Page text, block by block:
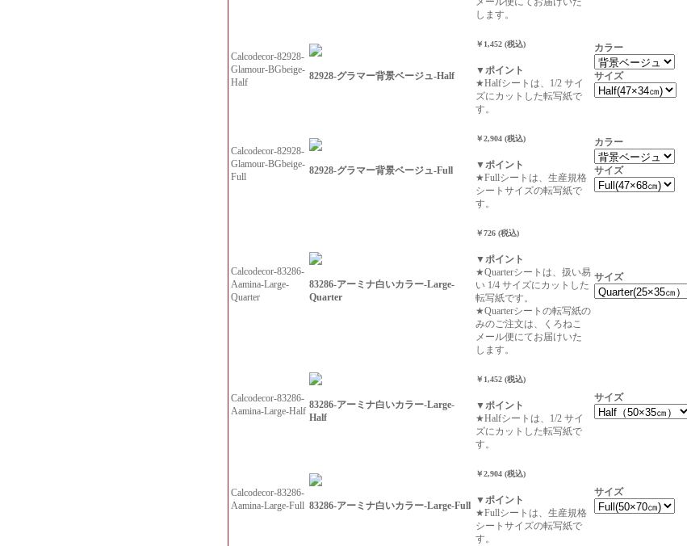
します。
Calcodecor-82928-
Glamour-BGbeige-
Half
82928-グラマー背景ベージュ-Half
￥1,452 (税込)
▼ポイント
★Halfシートは、1/2 サイ
ズにカットした転写紙で
す。
カラー
サイズ
Calcodecor-82928-
Glamour-BGbeige-
Full
82928-グラマー背景ベージュ-Full
￥2,904 (税込)
▼ポイント
★Fullシートは、生産規格
シートサイズの転写紙で
す。
カラー
サイズ
Calcodecor-83286-
Aamina-Large-
Quarter
83286-アーミナ白いカラー-Large-
Quarter
￥726 (税込)
▼ポイント
★Quarterシートは、扱い易
い 1/4 サイズにカットした
転写紙です。
★Quarterシートの転写紙の
みのご注文は、くろねこ
メール便にてお届けいた
します。
サイズ
Calcodecor-83286-
Aamina-Large-Half
83286-アーミナ白いカラー-Large-
Half
￥1,452 (税込)
▼ポイント
★Halfシートは、1/2 サイ
ズにカットした転写紙で
す。
サイズ
Calcodecor-83286-
Aamina-Large-Full 83286-アーミナ白いカラー-Large-Full
￥2,904 (税込)
▼ポイント
★Fullシートは、生産規格
シートサイズの転写紙で
す。
サイズ